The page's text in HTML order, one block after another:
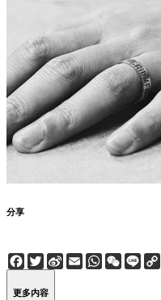
分享
Facebook
Twitter
Sina
Weibo
EmailWhatsApp
WeChat
Line
更多内容